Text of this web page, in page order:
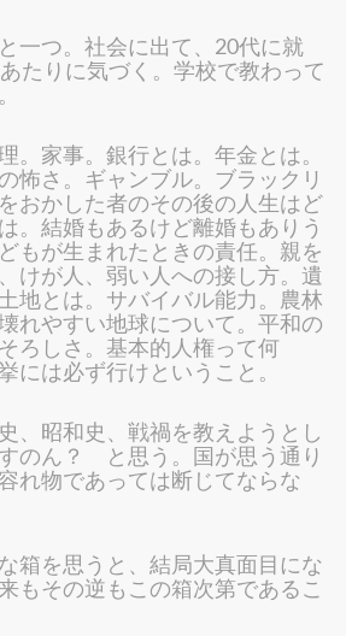
一つ。社会に出て、20代に就
たりに気づく。学校で教わって
。家事。銀行とは。年金とは。
怖さ。ギャンブル。ブラックリ
おかした者のその後の人生はど
。結婚もあるけど離婚もありう
もが生まれたときの責任。親を
けが人、弱い人への接し方。遺
地とは。サバイバル能力。農林
れやすい地球について。平和の
ろしさ。基本的人権って何
は必ず行けということ。
、昭和史、戦禍を教えようとし
のん？ と思う。国が思う通り
れ物であっては断じてならな
箱を思うと、結局大真面目にな
もその逆もこの箱次第であるこ